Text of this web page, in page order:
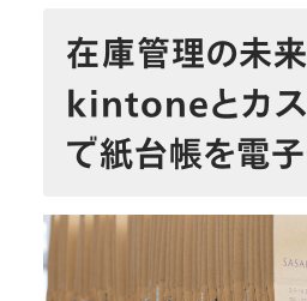
在庫管理の未来
kintoneとカス
で紙台帳を電